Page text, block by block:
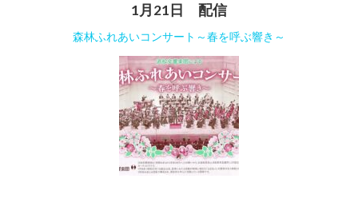
1月21日 配信
森林ふれあいコンサート～春を呼ぶ響き～